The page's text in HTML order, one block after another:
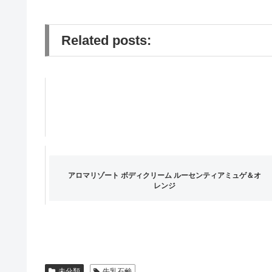
Related posts:
アロマリゾート ボディクリーム ルーセンティアミュゲ＆オ
レンジ